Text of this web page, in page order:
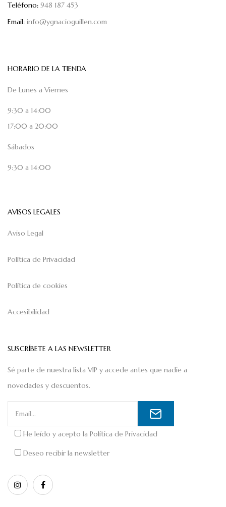
Teléfono: 948 187 453
Email: info@ygnacioguillen.com
HORARIO DE LA TIENDA
De Lunes a Viernes
9:30 a 14:00
17:00 a 20:00
Sábados
9:30 a 14:00
AVISOS LEGALES
Aviso Legal
Política de Privacidad
Política de cookies
Accesibilidad
SUSCRÍBETE A LAS NEWSLETTER
Sé parte de nuestra lista VIP y accede antes que nadie a
novedades y descuentos.
He leído y acepto la Política de Privacidad
Deseo recibir la newsletter